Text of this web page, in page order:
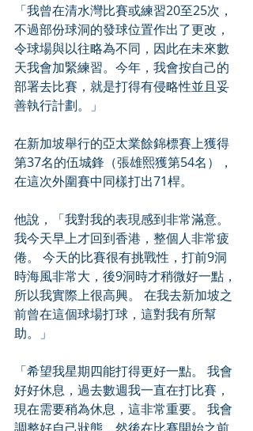
「我曾在清水灣比賽或練習20至25次，
不過部份球洞的發球位置作出了更改，
令球場與以往略為不同，因此在未來數
天我會加緊練習。今年，我會按自己的
部署去比賽，就是打得有侵略性並且妥
善執行計劃。」
在新加坡舉行的亞太業餘錦標賽上獲得
第37名的伍城鋒（張雄熙獲第54名），
在這次外圍賽中同樣打出71桿。
他說，「我對我的表現感到非常滿意。
我今天早上才回到香港，整個人非常疲
倦。 今天的比賽很有挑戰性，打前9洞
時海風非常大，後9洞時才稍微好一點，
所以我實際上很高興。 在我去新加坡之
前曾在這個球場打球，這對我有所幫
助。」
「希望我星期四能打得更好一點。 我會
好好休息，過去數週我一直在打比賽，
現在需要稍為休息，這非常重要。 我會
調整好自己狀態，然後在比賽開始之前